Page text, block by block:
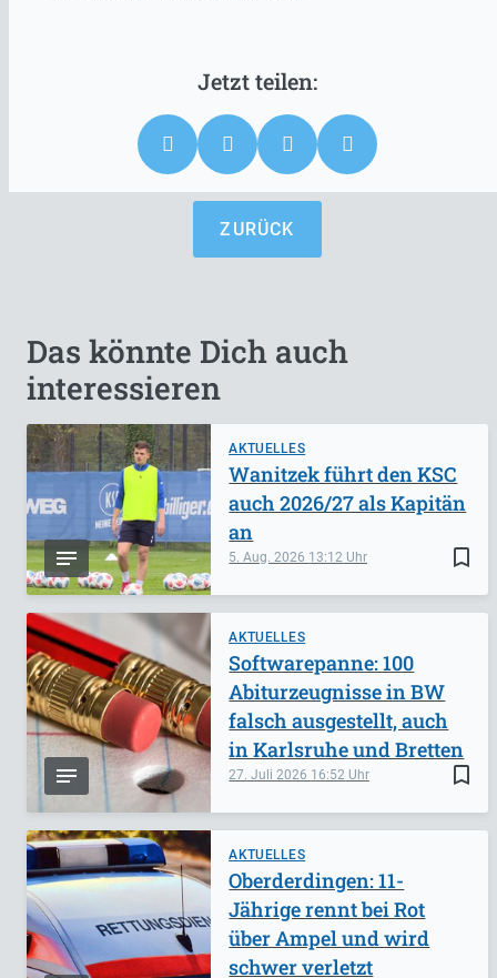
ZURÜCK
Das könnte Dich auch
interessieren
AKTUELLES
bookmark_border
5. Aug. 2026 13:12
Wanitzek führt den KSC
auch 2026/27 als Kapitän
an
AKTUELLES
bookmark_border
27. Juli 2026 16:52
Softwarepanne: 100
Abiturzeugnisse in BW
falsch ausgestellt, auch
in Karlsruhe und Bretten
AKTUELLES
Oberderdingen: 11-
Jährige rennt bei Rot
über Ampel und wird
schwer verletzt